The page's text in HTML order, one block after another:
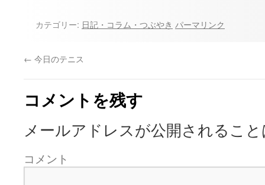
カテゴリー: 日記・コラム・つぶやき パーマリンク
← 今日のテニス
コメントを残す
メールアドレスが公開されるこ
コメント